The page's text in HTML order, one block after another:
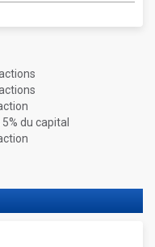
du capital